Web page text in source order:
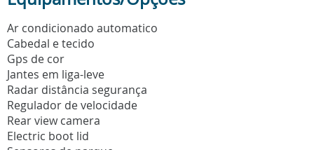
Ar condicionado automatico
Cabedal e tecido
Gps de cor
Jantes em liga-leve
Radar distância segurança
Regulador de velocidade
Rear view camera
Electric boot lid